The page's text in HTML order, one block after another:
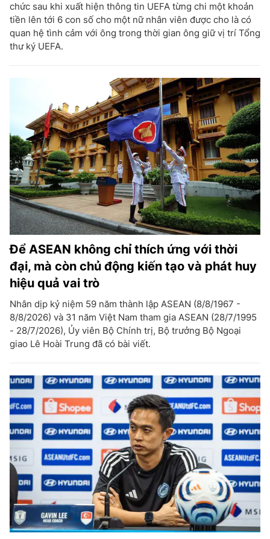
chức sau khi xuất hiện thông tin UEFA từng chi một khoản
tiền lên tới 6 con số cho một nữ nhân viên được cho là có
quan hệ tình cảm với ông trong thời gian ông giữ vị trí Tổng
thư ký UEFA.
Để ASEAN không chỉ thích ứng với thời
đại, mà còn chủ động kiến tạo và phát huy
hiệu quả vai trò
Nhân dịp kỷ niệm 59 năm thành lập ASEAN (8/8/1967 -
8/8/2026) và 31 năm Việt Nam tham gia ASEAN (28/7/1995
- 28/7/2026), Ủy viên Bộ Chính trị, Bộ trưởng Bộ Ngoại
giao Lê Hoài Trung đã có bài viết.